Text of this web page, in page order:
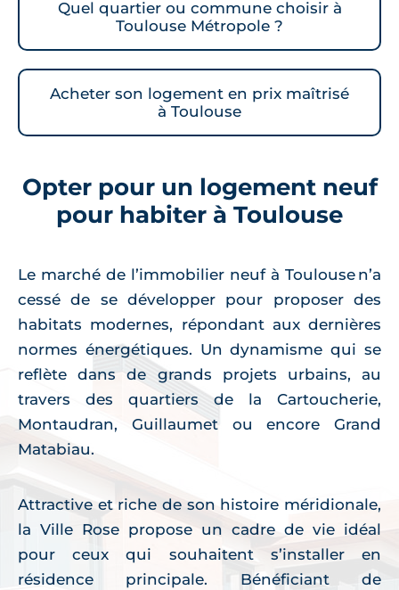
Quel quartier ou commune choisir à
Toulouse Métropole ?
Acheter son logement en prix maîtrisé
à Toulouse
Opter pour un logement neuf
pour habiter à Toulouse
Le marché de l’immobilier neuf à Toulouse n’a
cessé de se développer pour proposer des
habitats modernes, répondant aux dernières
normes énergétiques. Un dynamisme qui se
reflète dans de grands projets urbains, au
travers des quartiers de la Cartoucherie,
Montaudran, Guillaumet ou encore Grand
Matabiau.
Attractive et riche de son histoire méridionale,
la Ville Rose propose un cadre de vie idéal
pour ceux qui souhaitent s’installer en
résidence principale. Bénéficiant de